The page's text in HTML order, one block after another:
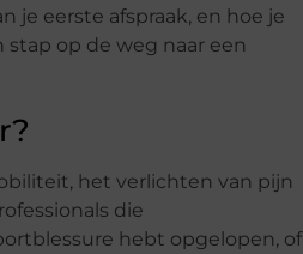
je eerste afspraak, en hoe je
op de weg naar een
het verlichten van pijn
die
hebt opgelopen, of